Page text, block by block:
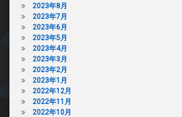
2023年8月
2023年7月
2023年6月
2023年5月
2023年4月
2023年3月
2023年2月
2023年1月
2022年12月
2022年11月
2022年10月